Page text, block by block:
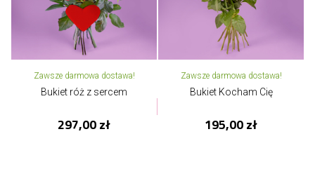
Zawsze darmowa dostawa!
Bukiet róż z sercem
297,00 zł
Zawsze darmowa dostawa!
Bukiet Kocham Cię
195,00 zł